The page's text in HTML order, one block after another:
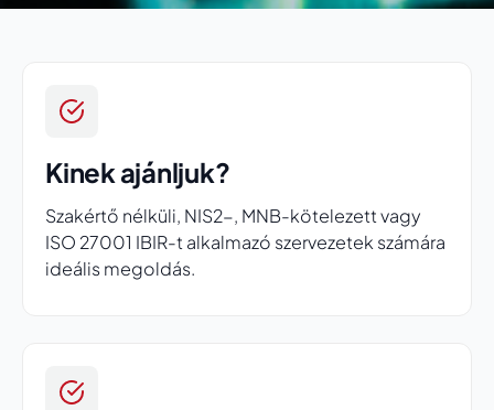
Kinek ajánljuk?
Szakértő nélküli, NIS2-, MNB-kötelezett vagy
ISO 27001 IBIR-t alkalmazó szervezetek számára
ideális megoldás.